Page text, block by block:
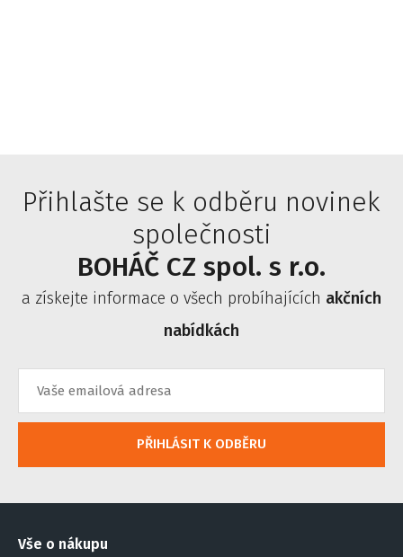
Přihlašte se k odběru novinek
společnosti
BOHÁČ CZ spol. s r.o.
a získejte informace o všech probíhajících akčních
nabídkách
PŘIHLÁSIT K ODBĚRU
Vše o nákupu